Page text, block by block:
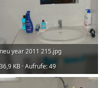
neu year 2011 215.jpg
36,9 KB · Aufrufe: 49